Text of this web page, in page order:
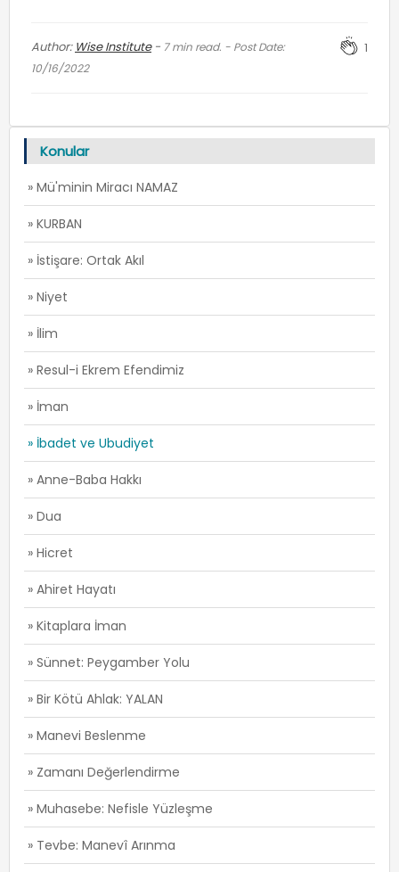
Author: Wise Institute- 7min read. - Post Date:
10/16/2022
1
Konular
» Mü'minin Miracı NAMAZ
» KURBAN
» İstişare: Ortak Akıl
» Niyet
» İlim
» Resul-i Ekrem Efendimiz
» İman
» İbadet ve Ubudiyet
» Anne-Baba Hakkı
» Dua
» Hicret
» Ahiret Hayatı
» Kitaplara İman
» Sünnet: Peygamber Yolu
» Bir Kötü Ahlak: YALAN
» Manevi Beslenme
» Zamanı Değerlendirme
» Muhasebe: Nefisle Yüzleşme
» Tevbe: Manevî Arınma